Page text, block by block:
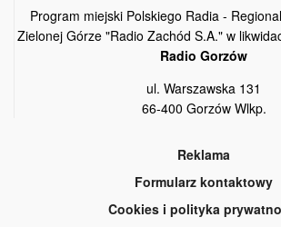
Program miejski Polskiego Radia -
Zielonej Górze "Radio Zachód S.A." w
Radio Gorzów
ul. Warszawska 131
66-400 Gorzów Wlkp.
Reklama
Formularz kontaktowy
Cookies i polityka